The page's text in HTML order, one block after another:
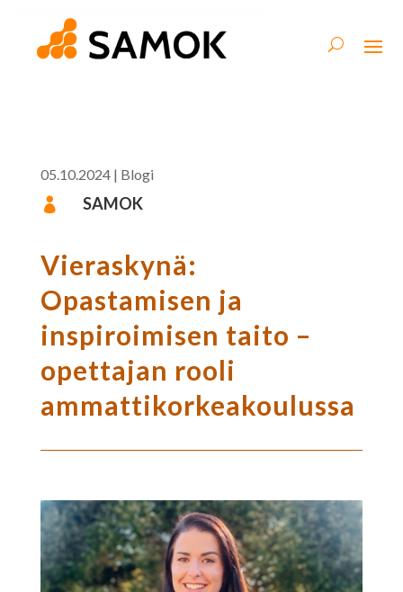
05.10.2024| Blogi
 SAMOK
Vieraskynä:
Opastamisen ja
inspiroimisen taito –
opettajan rooli
ammattikorkeakoulussa